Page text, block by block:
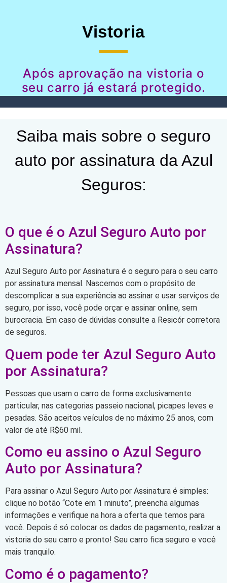
Vistoria
Após aprovação na vistoria o
seu carro já estará protegido.
Saiba mais sobre o seguro
auto por assinatura da Azul
Seguros:
O que é o Azul Seguro Auto por
Assinatura?
Azul Seguro Auto por Assinatura é o seguro para o seu carro
por assinatura mensal. Nascemos com o propósito de
descomplicar a sua experiência ao assinar e usar serviços de
seguro, por isso, você pode orçar e assinar online, sem
burocracia. Em caso de dúvidas consulte a Resicór corretora
de seguros.
Quem pode ter Azul Seguro Auto
por Assinatura?
Pessoas que usam o carro de forma exclusivamente
particular, nas categorias passeio nacional, picapes leves e
pesadas. São aceitos veículos de no máximo 25 anos, com
valor de até R$60 mil.
Como eu assino o Azul Seguro
Auto por Assinatura?
Para assinar o Azul Seguro Auto por Assinatura é simples:
clique no botão “Cote em 1 minuto”, preencha algumas
informações e verifique na hora a oferta que temos para
você. Depois é só colocar os dados de pagamento, realizar a
vistoria do seu carro e pronto! Seu carro fica seguro e você
mais tranquilo.
Como é o pagamento?